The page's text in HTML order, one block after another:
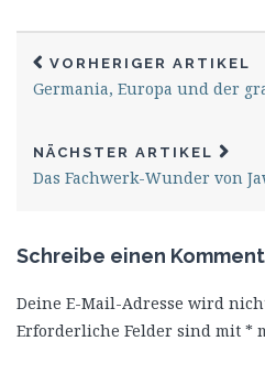
VORHERIGER ARTIKEL
Germania, Europa und der
NÄCHSTER ARTIKEL
Das Fachwerk-Wunder von
Schreibe einen
Deine E-Mail-Adresse wird
Erforderliche Felder sind mit *